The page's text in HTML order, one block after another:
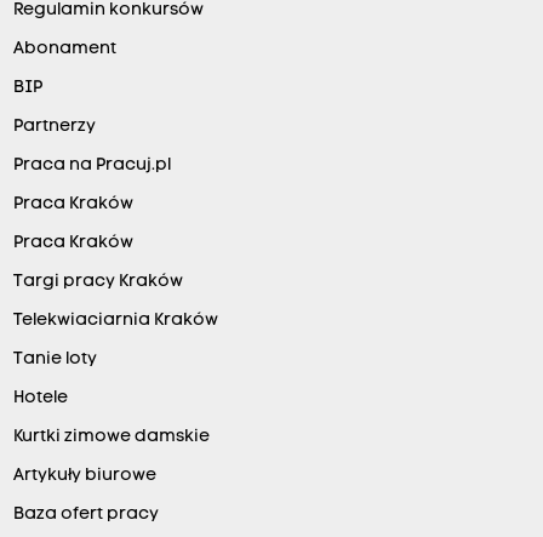
Regulamin konkursów
Abonament
BIP
Partnerzy
Praca na Pracuj.pl
Praca Kraków
Praca Kraków
Targi pracy Kraków
Telekwiaciarnia Kraków
Tanie loty
Hotele
Kurtki zimowe damskie
Artykuły biurowe
Baza ofert pracy